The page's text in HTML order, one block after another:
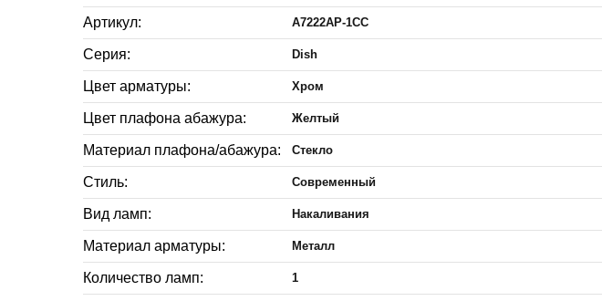
Артикул: A7222AP-1CC
Серия: Dish
Цвет арматуры: Хром
Цвет плафона абажура: Желтый
Материал плафона/абажура: Стекло
Стиль: Современный
Вид ламп: Накаливания
Материал арматуры: Металл
Количество ламп: 1